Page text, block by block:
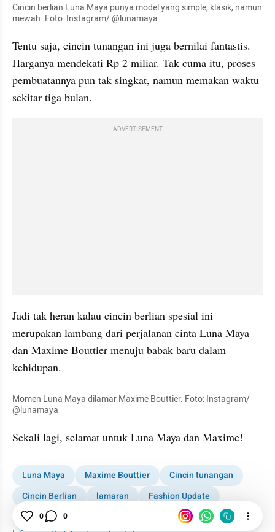
Cincin berlian Luna Maya punya model yang simple, klasik, namun
mewah. Foto: Instagram/ @lunamaya
Tentu saja, cincin tunangan ini juga bernilai fantastis.
Harganya mendekati Rp 2 miliar. Tak cuma itu, proses
pembuatannya pun tak singkat, namun memakan waktu
sekitar tiga bulan.
ADVERTISEMENT
Jadi tak heran kalau cincin berlian spesial ini
merupakan lambang dari perjalanan cinta Luna Maya
dan Maxime Bouttier menuju babak baru dalam
kehidupan.
Momen Luna Maya dilamar Maxime Bouttier. Foto: Instagram/
@lunamaya
Sekali lagi, selamat untuk Luna Maya dan Maxime!
Luna Maya Maxime Bouttier
Cincin tunangan
Cincin Berlian
lamaran
Fashion Update
Frank n Co
0 0